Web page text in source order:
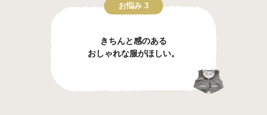
お悩み 3
きちんと感のある
おしゃれな服がほしい。